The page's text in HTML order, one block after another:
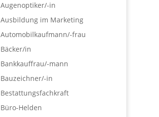
Augenoptiker/-in
Ausbildung im Marketing
Automobilkaufmann/-frau
Bäcker/in
Bankkauffrau/-mann
Bauzeichner/-in
Bestattungsfachkraft
Büro-Helden